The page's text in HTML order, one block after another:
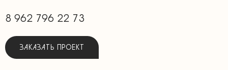
8 962 796 22 73
ЗАКАЗАТЬ ПРОЕКТ